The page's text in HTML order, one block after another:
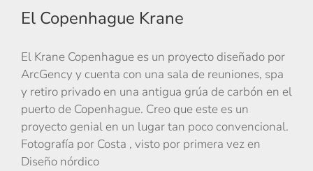
El Copenhague Krane
El Krane Copenhague es un proyecto diseñado por
ArcGency y cuenta con una sala de reuniones, spa
y retiro privado en una antigua grúa de carbón en el
puerto de Copenhague. Creo que este es un
proyecto genial en un lugar tan poco convencional.
Fotografía por Costa , visto por primera vez en
Diseño nórdico